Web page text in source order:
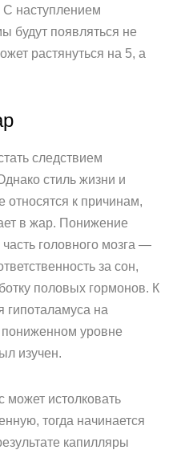
С наступлением
будут появляться не
растянуться на 5, а
следствием
стиль жизни и
относятся к причинам,
в жар. Понижение
головного мозга —
за сон,
половых гормонов. К
на
уровне
изучен.
может истолковать
тогда начинается
капилляры